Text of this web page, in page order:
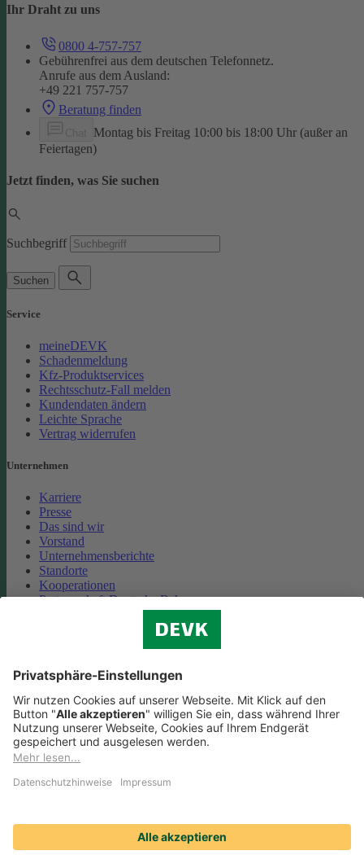
Ihr Draht zu uns
0800 4-757-757
Gebührenfrei aus dem deutschen Telefonnetz.
Anrufe aus dem Ausland:
+49 221 757-757
Beratung finden
Montag bis Freitag 10:00 bis 18:00 Uhr (außer an
Feiertagen)
Jetzt finden, was Sie suchen
Suchbegriff
Suchen
Service
meineDEVK
Schadenmeldung
Kfz-Produktservices
Rechtsschutz-Fall melden
Kundendaten ändern
Leichte Sprache
Vertrag widerrufen
Unternehmen
Karriere
Presse
Das sind wir
Vorstand
Unternehmensberichte
Standorte
Kooperationen
Partnerschaft Deutsche Bahn
Cookie-Einstellungen
Datenschutz
Impressum
Streitbeilegung
Nutzungshinweise
Compliance